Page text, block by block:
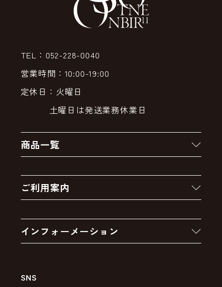
TEL：052-228-0040
営業時間：10:00-19:00
定休日：火曜日
土曜日は発送業務休業日
商品一覧
クーポン
卸販売・大量注文
アウトレットセール
ご利用案内
お支払いについて
インフォーメーション
特定商取引法の表示
SNS